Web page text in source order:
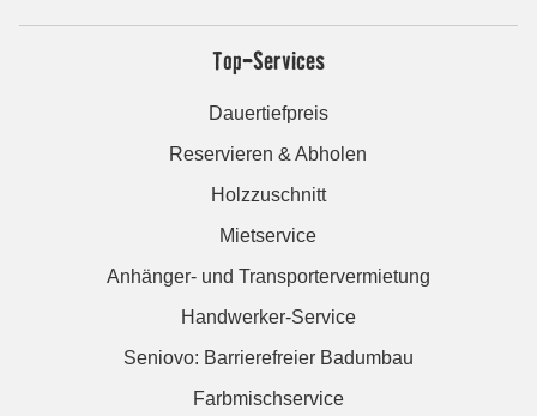
Top-Services
Dauertiefpreis
Reservieren & Abholen
Holzzuschnitt
Mietservice
Anhänger- und Transportervermietung
Handwerker-Service
Seniovo: Barrierefreier Badumbau
Farbmischservice